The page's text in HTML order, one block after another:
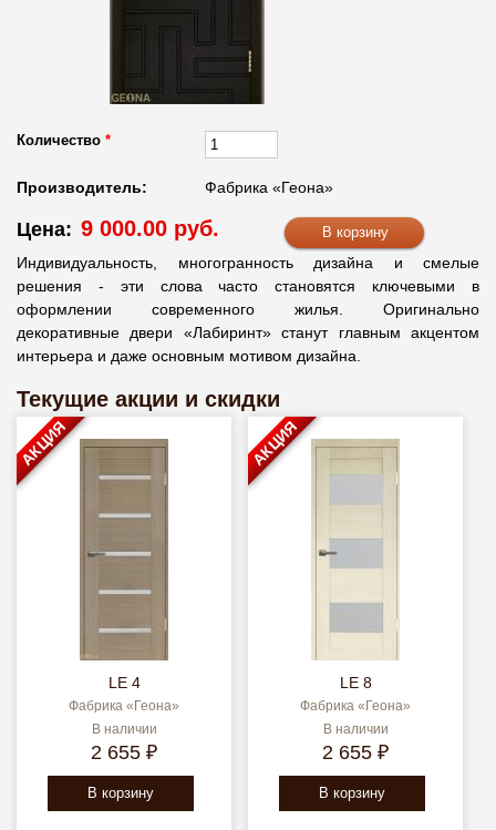
Количество *
Производитель: Фабрика «Геона»
Цена: 9 000.00 руб.
Индивидуальность, многогранность дизайна и смелые
решения - эти слова часто становятся ключевыми в
оформлении современного жилья. Оригинально
декоративные двери «Лабиринт» станут главным акцентом
интерьера и даже основным мотивом дизайна.
Текущие акции и скидки
LE 4
Фабрика «Геона»
В наличии
2 655 ₽
В корзину
АКЦИЯ
LE 8
Фабрика «Геона»
В наличии
2 655 ₽
В корзину
АКЦИЯ